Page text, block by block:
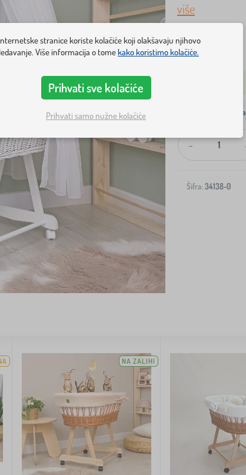
više
Dostava na vašu
-
Šifra: 34138-0
NA ZALIHI
stranice koriste kolačiće koji olakšavaju njihovo
Više informacija o tomekako koristimo kolačiće.
Prihvati sve kolačiće
Prihvati samo nužne kolačiće